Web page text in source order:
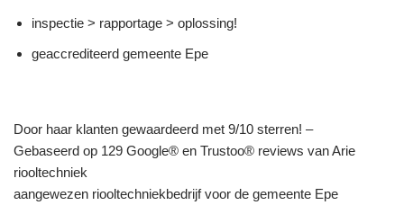
inspectie > rapportage > oplossing!
geaccrediteerd gemeente Epe
Door haar klanten gewaardeerd met 9/10 sterren! –
Gebaseerd op 129 Google® en Trustoo® reviews van Arie
riooltechniek
aangewezen riooltechniekbedrijf voor de gemeente Epe